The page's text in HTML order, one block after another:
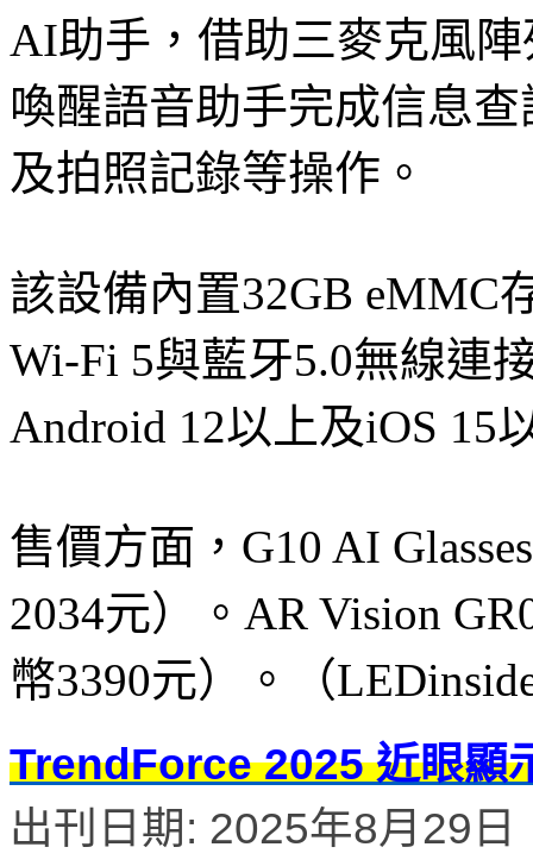
AI助手，借助三麥克風
喚醒語音助手完成信息
及拍照記錄等操作。
該設備內置32GB eMMC
Wi-Fi 5與藍牙5.0無線連
Android 12以上及iOS 15
售價方面，G10 AI
2034元）。AR Vision
幣3390元）。（
TrendForce 2025 近眼顯
出刊日期: 2025年8月29日